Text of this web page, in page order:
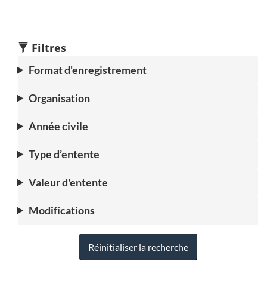
Filtres
Format d'enregistrement
Organisation
Année civile
Type d’entente
Valeur d'entente
Modifications
Réinitialiser la recherche